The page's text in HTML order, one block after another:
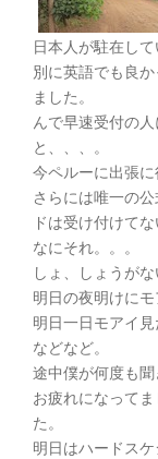
日本人が駐在して
別に英語でも良
ました。
んで早速受付の
と、、、。
今ペルーに出張に
さらには唯一の
ドは受け付けてな
なにそれ。。。
しょ、しょうが
明日の夜明けに
明日一日モアイ見
などなど。
途中僕が何度も
お疲れになって
た。
明日はハードスケ